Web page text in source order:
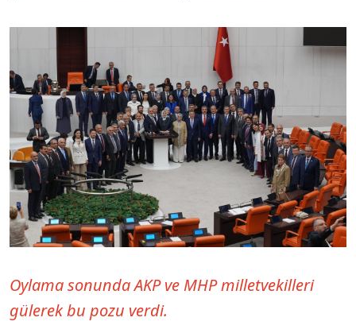
Oylama sonunda AKP ve MHP milletvekilleri
gülerek bu pozu verdi.